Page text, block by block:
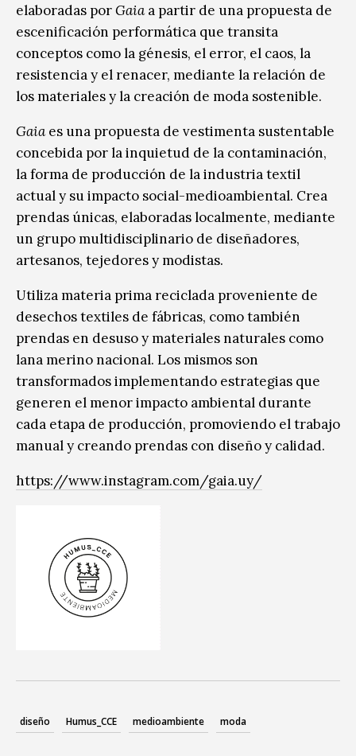
elaboradas porGaia a partir de una propuesta de
escenificación performática que transita
conceptos como la génesis, el error, el caos, la
resistencia y el renacer, mediante la relación de
los materiales y la creación de moda sostenible.
Gaia es una propuesta de vestimenta sustentable
concebida por la inquietud de la contaminación,
la forma de producción de la industria textil
actual y su impacto social-medioambiental. Crea
prendas únicas, elaboradas localmente, mediante
un grupo multidisciplinario de diseñadores,
artesanos, tejedores y modistas.
Utiliza materia prima reciclada proveniente de
desechos textiles de fábricas, como también
prendas en desuso y materiales naturales como
lana merino nacional. Los mismos son
transformados implementando estrategias que
generen el menor impacto ambiental durante
cada etapa de producción, promoviendo el trabajo
manual y creando prendas con diseño y calidad.
https://www.instagram.com/gaia.uy/
diseño Humus_CCE medioambiente moda